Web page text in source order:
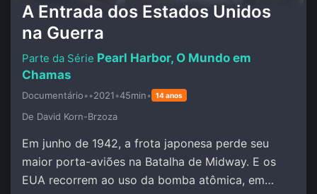
A Entrada dos Estados Unidos
na Guerra
Pearl Harbor, O Mundo em
Chamas
Documentário••2021•45min• 14 anos
De David Korn-Brzoza
Em junho de 1942, a frota japonesa perde seu
maior porta-aviões na Batalha de Midway. E os
EUA recorrem ao uso da bomba atômica, em